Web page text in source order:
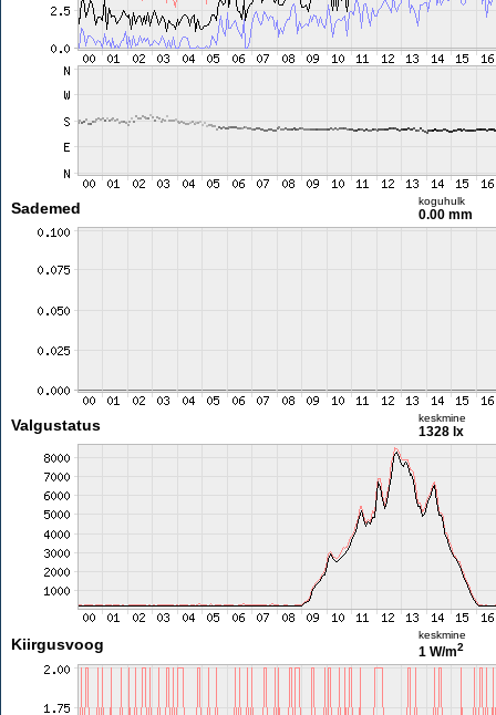
Sademed koguhulk
0.00 mm
Valgustatus keskmine
1328 lx
Kiirgusvoog
keskmine
1 W/m2